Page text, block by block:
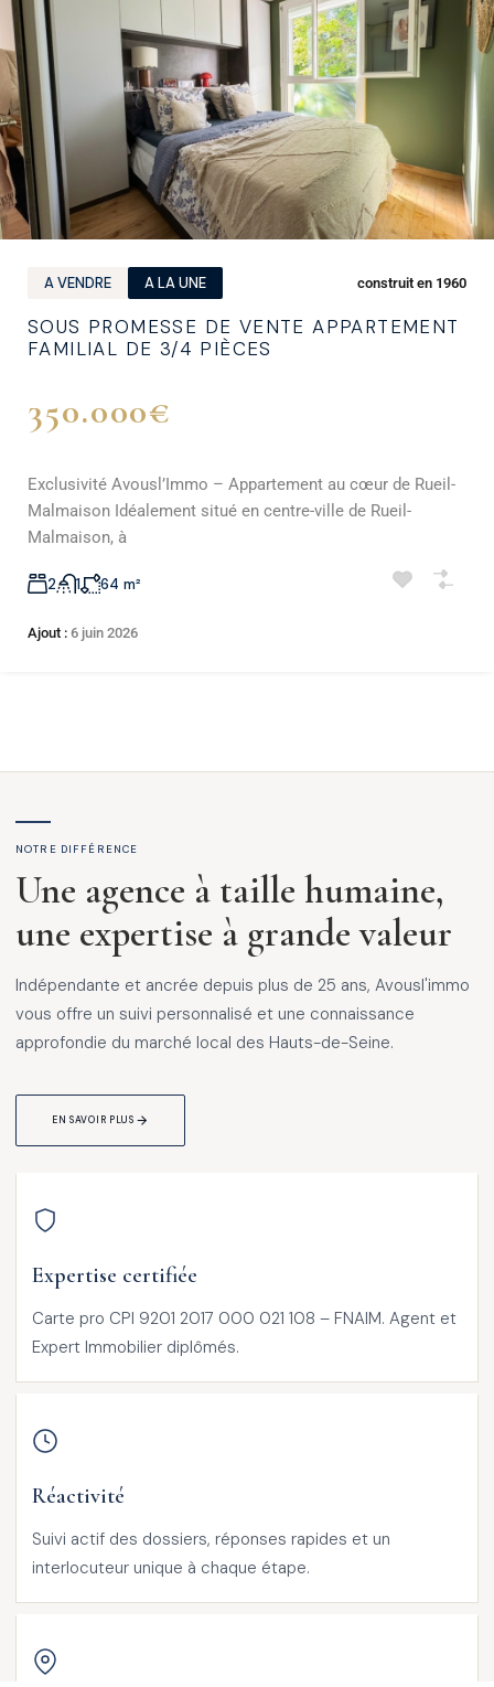
A VENDRE A LA UNE construit en 1960
SOUS PROMESSE DE VENTE APPARTEMENT
FAMILIAL DE 3/4 PIÈCES
350.000€
Exclusivité Avousl’Immo – Appartement au cœur de Rueil-
Malmaison Idéalement situé en centre-ville de Rueil-
Malmaison, à
2 1 64 m²
Ajout : 6 juin 2026
NOTRE DIFFÉRENCE
Une agence à taille humaine,
une expertise à grande valeur
Indépendante et ancrée depuis plus de 25 ans, Avousl'immo
vous offre un suivi personnalisé et une connaissance
approfondie du marché local des Hauts-de-Seine.
EN SAVOIR PLUS
Expertise certifiée
Carte pro CPI 9201 2017 000 021 108 – FNAIM. Agent et
Expert Immobilier diplômés.
Réactivité
Suivi actif des dossiers, réponses rapides et un
interlocuteur unique à chaque étape.